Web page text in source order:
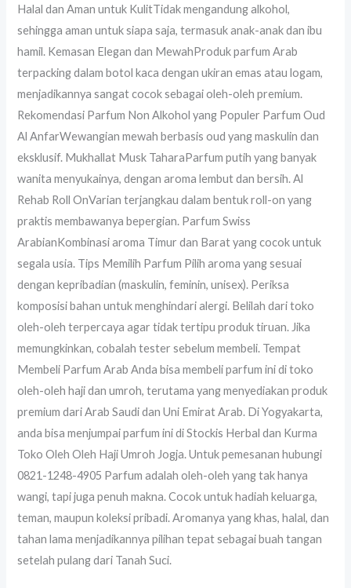
Halal dan Aman untuk KulitTidak mengandung alkohol,
sehingga aman untuk siapa saja, termasuk anak-anak dan ibu
hamil. Kemasan Elegan dan MewahProduk parfum Arab
terpacking dalam botol kaca dengan ukiran emas atau logam,
menjadikannya sangat cocok sebagai oleh-oleh premium.
Rekomendasi Parfum Non Alkohol yang Populer Parfum Oud
Al AnfarWewangian mewah berbasis oud yang maskulin dan
eksklusif. Mukhallat Musk TaharaParfum putih yang banyak
wanita menyukainya, dengan aroma lembut dan bersih. Al
Rehab Roll OnVarian terjangkau dalam bentuk roll-on yang
praktis membawanya bepergian. Parfum Swiss
ArabianKombinasi aroma Timur dan Barat yang cocok untuk
segala usia. Tips Memilih Parfum Pilih aroma yang sesuai
dengan kepribadian (maskulin, feminin, unisex). Periksa
komposisi bahan untuk menghindari alergi. Belilah dari toko
oleh-oleh terpercaya agar tidak tertipu produk tiruan. Jika
memungkinkan, cobalah tester sebelum membeli. Tempat
Membeli Parfum Arab Anda bisa membeli parfum ini di toko
oleh-oleh haji dan umroh, terutama yang menyediakan produk
premium dari Arab Saudi dan Uni Emirat Arab. Di Yogyakarta,
anda bisa menjumpai parfum ini di Stockis Herbal dan Kurma
Toko Oleh Oleh Haji Umroh Jogja. Untuk pemesanan hubungi
0821-1248-4905 Parfum adalah oleh-oleh yang tak hanya
wangi, tapi juga penuh makna. Cocok untuk hadiah keluarga,
teman, maupun koleksi pribadi. Aromanya yang khas, halal, dan
tahan lama menjadikannya pilihan tepat sebagai buah tangan
setelah pulang dari Tanah Suci.